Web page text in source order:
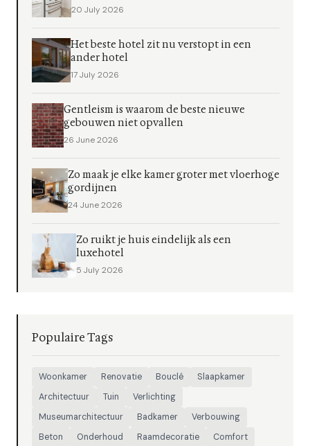
20 July 2026
Het beste hotel zit nu verstopt in een
ander hotel
17 July 2026
Gentleism is waarom de beste nieuwe
gebouwen niet opvallen
26 June 2026
Zo maak je elke kamer groter met vloerhoge
gordijnen
24 June 2026
Zo ruikt je huis eindelijk als een
luxehotel
5 July 2026
Populaire Tags
Woonkamer Renovatie Bouclé
Slaapkamer
Architectuur
Tuin
Verlichting
Museumarchitectuur
Badkamer
Verbouwing
Beton
Onderhoud Raamdecoratie
Comfort